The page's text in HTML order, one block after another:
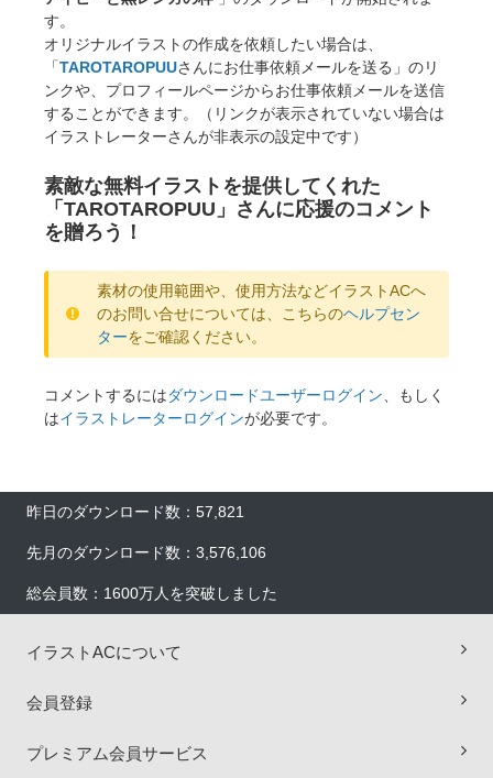
す。
オリジナルイラストの作成を依頼したい場合は、
「TAROTAROPUUさんにお仕事依頼メールを送る」のリ
ンクや、プロフィールページからお仕事依頼メールを送信
することができます。（リンクが表示されていない場合は
イラストレーターさんが非表示の設定中です）
素敵な無料イラストを提供してくれた
「TAROTAROPUU」さんに応援のコメント
を贈ろう！
素材の使用範囲や、使用方法などイラストACへ
のお問い合せについては、こちらのヘルプセン
ターをご確認ください。
コメントするにはダウンロードユーザーログイン 、もしく
はイラストレーターログインが必要です。
昨日のダウンロード数：57,821
先月のダウンロード数：3,576,106
総会員数：1600万人を突破しました
イラストACについて
会員登録
プレミアム会員サービス